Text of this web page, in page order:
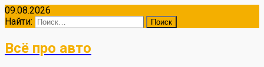
09.08.2026
Найти:
Всё про авто